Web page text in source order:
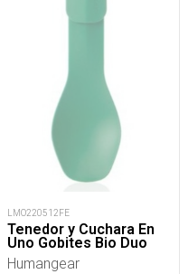
LMO220512FE
Tenedor y Cuchara En
Uno Gobites Bio Duo
Humangear